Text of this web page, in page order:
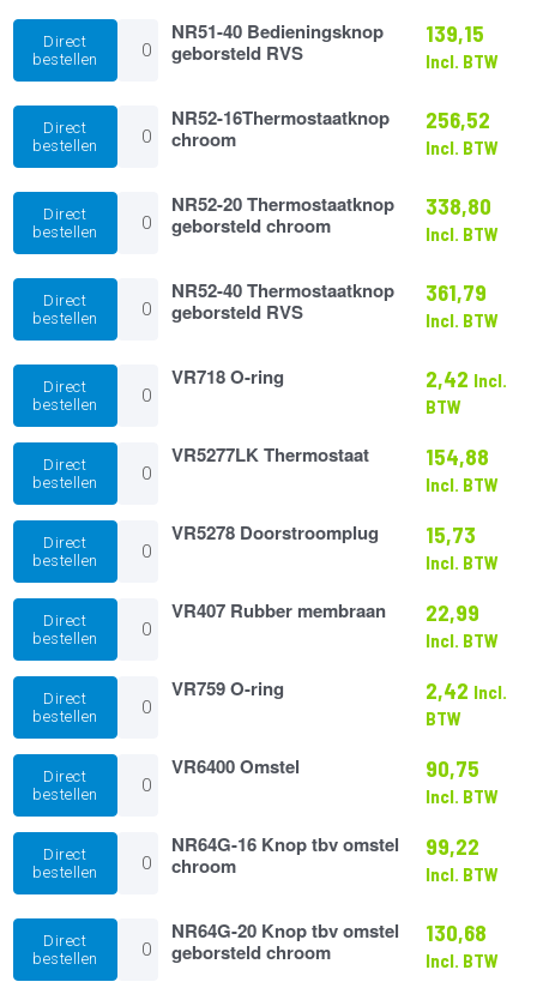
chroom
aantal
Direct
bestellen
NR51-
Bedieningsknop
RVS
aantal
NR51-40 Bedieningsknop
geborsteld RVS
139,15
Incl. BTW
Direct
bestellen
NR52-
16Thermostaatknop
chroom
NR52-16Thermostaatknop
chroom
256,52
Incl. BTW
Direct
bestellen
NR52-
Thermostaatknop
chroom
aantal
NR52-20 Thermostaatknop
geborsteld chroom
338,80
Incl. BTW
Direct
bestellen
NR52-
Thermostaatknop
RVS
aantal
NR52-40 Thermostaatknop
geborsteld RVS
361,79
Incl. BTW
Direct
bestellen
VR718
ring
aantal
VR718 O-ring 2,42 Incl.
BTW
Direct
bestellen
VR5277LK
Thermostaat
aantal
VR5277LK Thermostaat 154,88
Incl. BTW
Direct
bestellen
VR5278
Doorstroomplug
aantal
VR5278 Doorstroomplug 15,73
Incl. BTW
Direct
bestellen
VR407
Rubber
membraan
aantal
VR407 Rubber membraan 22,99
Incl. BTW
Direct
bestellen
VR759
ring
aantal
VR759 O-ring 2,42 Incl.
BTW
Direct
bestellen
VR6400
Omstel
aantal
VR6400 Omstel 90,75
Incl. BTW
Direct
bestellen
NR64G-
Knop
omstel
chroom
aantal
NR64G-16 Knop tbv omstel
chroom
99,22
Incl. BTW
Direct
bestellen
NR64G-
Knop
NR64G-20 Knop tbv omstel
geborsteld chroom
130,68
Incl. BTW